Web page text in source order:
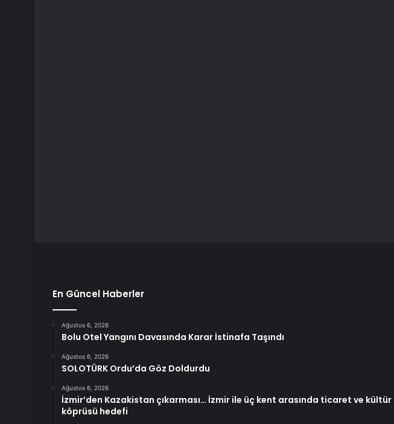
En Güncel Haberler
Ağustos 6, 2026
Bolu Otel Yangını Davasında Karar İstinafa Taşındı
Ağustos 6, 2026
SOLOTÜRK Ordu’da Göz Doldurdu
Ağustos 6, 2026
İzmir’den Kazakistan çıkarması… İzmir ile üç kent arasında ticaret ve kültür
köprüsü hedefi